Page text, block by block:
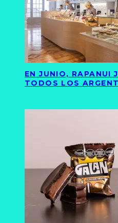
EN JUNIO, RAPANUI
TODOS LOS